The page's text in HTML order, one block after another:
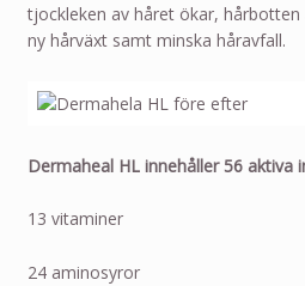
tjockleken av håret ökar,
ny hårväxt samt minska håravfall.
Dermaheal HL innehåller 56 aktiva
13 vitaminer
24 aminosyror